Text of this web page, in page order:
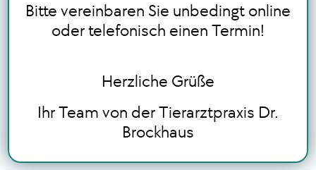
Bitte vereinbaren Sie unbedingt online
oder telefonisch einen Termin!
Herzliche Grüße
Ihr Team von der Tierarztpraxis Dr.
Brockhaus